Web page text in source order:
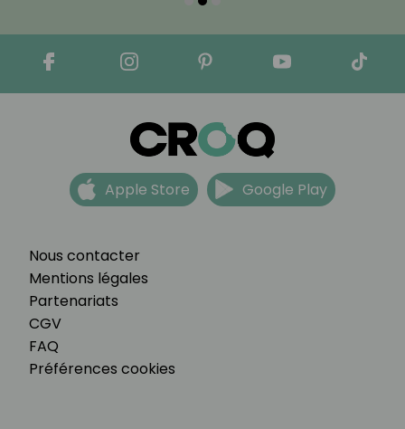
Nous contacter
Mentions légales
Partenariats
CGV
FAQ
Préférences cookies
Apple Store Google Play